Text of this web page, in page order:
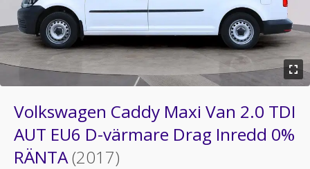
Volkswagen Caddy Maxi Van 2.0 TDI
AUT EU6 D-värmare Drag Inredd 0%
RÄNTA(2017)